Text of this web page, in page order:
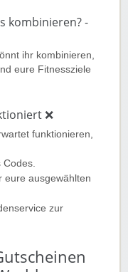
kombinieren? -
ihr kombinieren,
eure Fitnessziele
❌
funktionieren,
eure ausgewählten
zur